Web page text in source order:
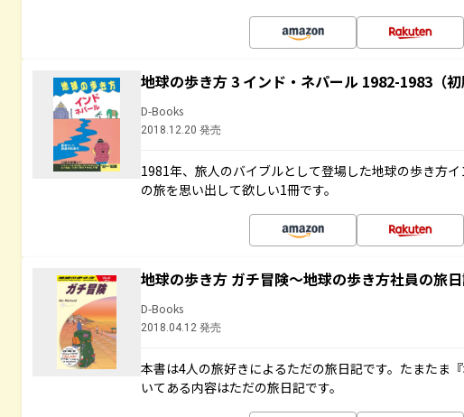
地球の歩き方 3 インド・ネパール 1982-1983（初
D-Books
2018.12.20 発売
1981年、旅人のバイブルとして登場した地球の歩き方
の旅を思い出して欲しい1冊です。
地球の歩き方 ガチ冒険～地球の歩き方社員の旅
D-Books
2018.04.12 発売
本書は4人の旅好きによるただの旅日記です。たまたま
いてある内容はただの旅日記です。